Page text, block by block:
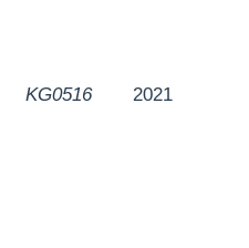
KG0516 2021